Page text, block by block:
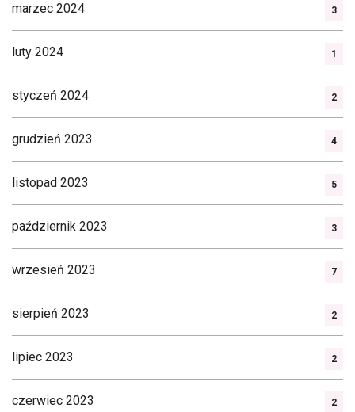
marzec 2024 3
luty 2024 1
styczeń 2024 2
grudzień 2023 4
listopad 2023 5
październik 2023 3
wrzesień 2023 7
sierpień 2023 2
lipiec 2023 2
czerwiec 2023 2